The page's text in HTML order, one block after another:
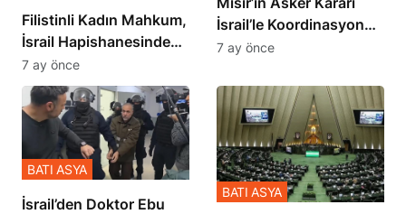
Filistinli Kadın Mahkum,
İsrail Hapishanesindeki
Zulmü Anlattı
7 ay önce
İsrail’le Koordinasyon
İçinde Gerçekleşmiş
7 ay önce
İsrail’den Doktor Ebu
BATI ASYA
BATI ASYA